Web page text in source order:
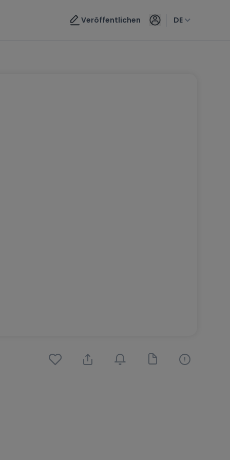
Veröffentlichen DE